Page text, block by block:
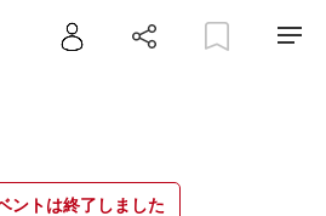
ントは終了しました